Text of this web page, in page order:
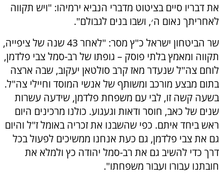
את דבריו סיים בציטוט מדברי הנביא ירמיהו: "ויש תקווה
לאחריתך נאום ה׳, ושבו בנים לגבולם".
שר הביטחון ישראל כ"ץ מסר: "לאחר 43 שנה של ציפייה,
תקווה ומאמץ בלתי פוסק – גופתו של רב-סמל צבי פלדמן,
לוחם צה"ל שנעדר מאז קרב סולטאן יעקוב, שבה ארצה
בתום מבצע מורכב ומשותף של אנשי המוסד וחיילי צה"ל.
בשעה קשה זו, לבי עם משפחת פלדמן, שידעה עשרות
שנים של כאב, חוסר ודאות וגעגוע. כולנו מרכינים היום
ראש ביחד איתם. כפי שהשבנו את זכריה באומל ז"ל והיום
גם את צבי פלדמן, גם כעת אנחנו ממשיכים לפעול בכל
דרך כדי להשיב גם את רב-סמל יהודה כץ ולמלא את
חובתנו עבורו ועבור משפחתו".